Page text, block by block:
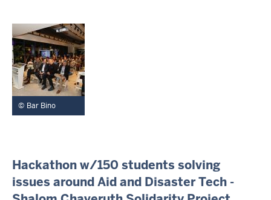
Bar Bino
I
H
A
Hackathon w/150 students solving
issues around Aid and Disaster Tech -